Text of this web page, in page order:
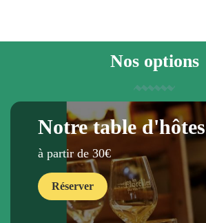
Nos options
Notre table d'hôtes
à partir de 30€
Réserver